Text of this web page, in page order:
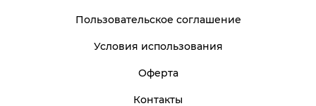
Пользовательское соглашение
Условия использования
Оферта
Контакты